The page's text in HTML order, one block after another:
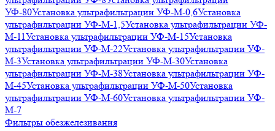
УФ-80Установка ультрафильтрации УФ-М-0,6Установка
ультрафильтрации УФ-М-1,5Установка ультрафильтрации УФ-
М-11Установка ультрафильтрации УФ-М-15Установка
ультрафильтрации УФ-М-22Установка ультрафильтрации УФ-
М-3Установка ультрафильтрации УФ-М-30Установка
ультрафильтрации УФ-М-38Установка ультрафильтрации УФ-
М-45Установка ультрафильтрации УФ-М-50Установка
ультрафильтрации УФ-М-60Установка ультрафильтрации УФ-
М-7
Фильтры обезжелезивания